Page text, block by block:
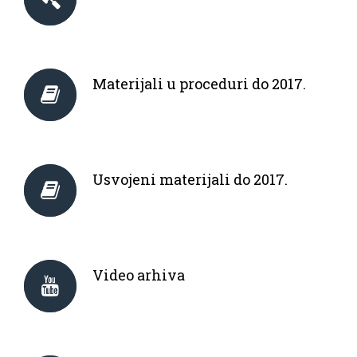
Materijali u proceduri do 2017.
Usvojeni materijali do 2017.
Video arhiva